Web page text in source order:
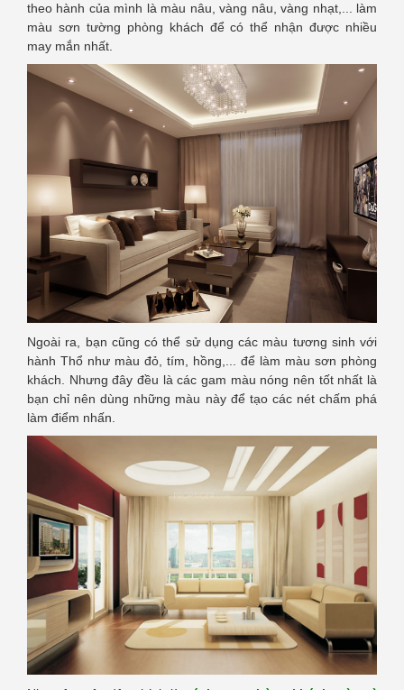
theo hành của mình là màu nâu, vàng nâu, vàng nhạt,... làm
màu sơn tường phòng khách để có thể nhận được nhiều
may mắn nhất.
Ngoài ra, bạn cũng có thể sử dụng các màu tương sinh với
hành Thổ như màu đỏ, tím, hồng,... để làm màu sơn phòng
khách. Nhưng đây đều là các gam màu nóng nên tốt nhất là
bạn chỉ nên dùng những màu này để tạo các nét chấm phá
làm điểm nhấn.